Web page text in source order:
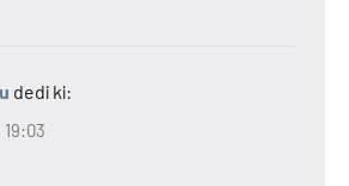
dedi ki:
19:03